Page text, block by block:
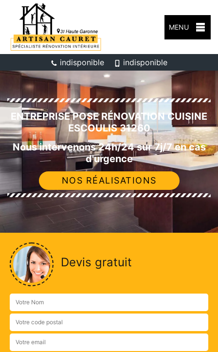
MENU
indisponible indisponible
ENTREPRISE POSE RÉNOVATION CUISINE
ESCOULIS 31260
Nous intervenons 24h/24 sur 7j/7 en cas
d'urgence
NOS RÉALISATIONS
Devis gratuit